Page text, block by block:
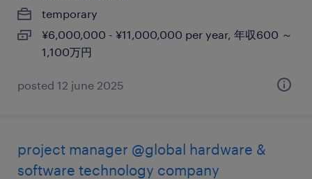
temporary
¥6,000,000 - ¥11,000,000 per year, 年収600 ～
1,100万円
posted 12 june 2025
project manager @global hardware &
software technology company